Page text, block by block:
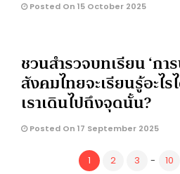
Posted On 15 October 2025
ชวนสำรวจบทเรียน ‘กา
สังคมไทยจะเรียนรู้อะไร
เราเดินไปถึงจุดนั้น?
Posted On 17 September 2025
1 2 3 - 10